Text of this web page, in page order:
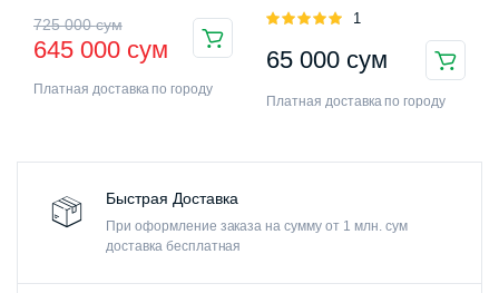
Быстрая Доставка
При оформление заказа на сумму от 1 млн. сум
доставка бесплатная
725 000сум
645 000 сум
Платная доставка по городу
Dispenser
Оценка
1
65 000 сум
Платная доставка по городу